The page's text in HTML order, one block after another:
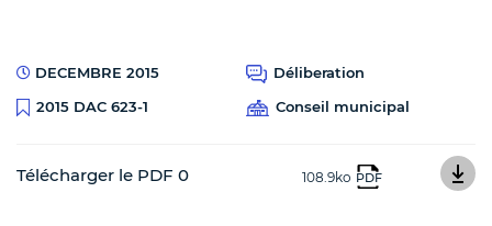
DECEMBRE 2015
Déliberation
2015 DAC 623-1
Conseil municipal
Télécharger le PDF 0 108.9ko PDF